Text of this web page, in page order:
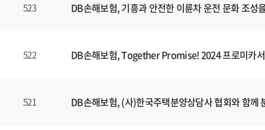
523 DB손해보험, 기흥과 안전한 이륜차 운전 문화 조성
522 DB손해보험, Together Promise! 2024 프로미카
521 DB손해보험, (사)한국주택분양상담사 협회와 함께